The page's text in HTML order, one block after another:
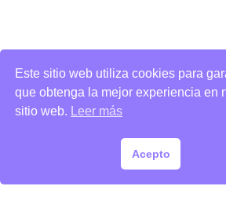
Este sitio web utiliza cookies para
que obtenga la mejor experiencia en
sitio web.
Leer más
Acepto